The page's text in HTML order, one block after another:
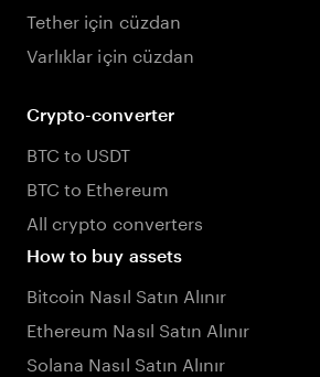
Tether için cüzdan
Varlıklar için cüzdan
Crypto-converter
BTC to USDT
BTC to Ethereum
All crypto converters
How to buy assets
Bitcoin Nasıl Satın Alınır
Ethereum Nasıl Satın Alınır
Solana Nasıl Satın Alınır